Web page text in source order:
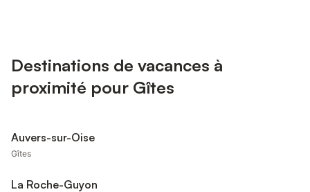
Destinations de vacances à
proximité pour Gîtes
Auvers-sur-Oise
Gîtes
La Roche-Guyon